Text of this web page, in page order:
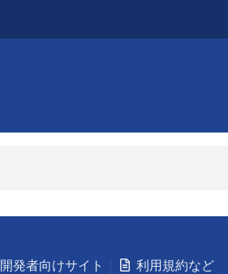
開発者向けサイト 利用規約など